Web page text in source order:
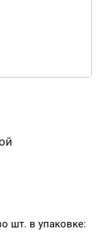
шт. в упаковке: